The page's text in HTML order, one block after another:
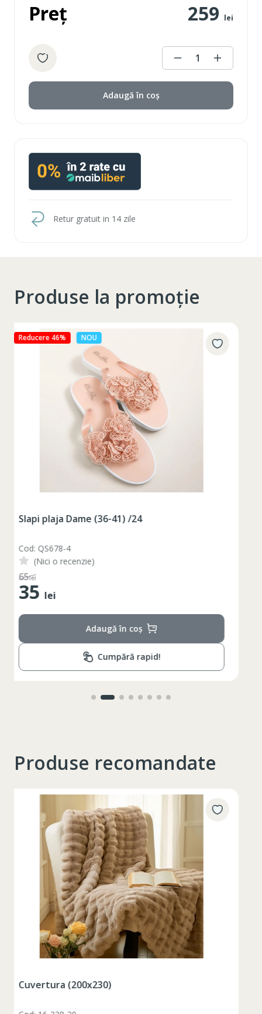
Preț 259 lei
1
Adaugă în coș
Retur gratuit in 14 zile
Produse la promoție
Reducere 27% NOU
Slapi plaja Dame (36-41) /24
Cod: QS678-3
(Nici o recenzie)
48
35lei
Adaugă în coș
Cumpără rapid!
Produse recomandate
Set pahare vin rosu 6 pcs / 490 ml